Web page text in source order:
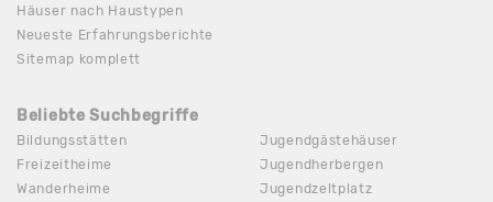
Häuser nach Haustypen
Neueste Erfahrungsberichte
Sitemap komplett
Beliebte Suchbegriffe
Bildungsstätten
Freizeitheime
Wanderheime
Jugendgästehäuser
Jugendherbergen
Jugendzeltplatz